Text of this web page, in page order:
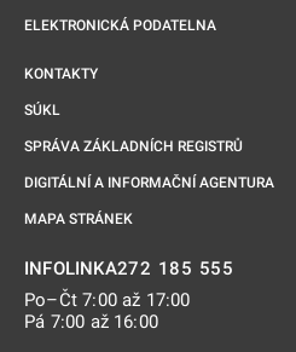
ELEKTRONICKÁ PODATELNA
KONTAKTY
SÚKL
SPRÁVA ZÁKLADNÍCH REGISTRŮ
DIGITÁLNÍ A INFORMAČNÍ AGENTURA
MAPA STRÁNEK
INFOLINKA272 185 555
Po–Čt 7:00 až 17:00
Pá 7:00 až 16:00